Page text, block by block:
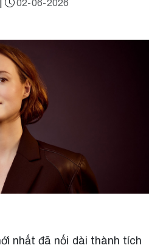
02-06-2026
nhất đã nối dài thành tích